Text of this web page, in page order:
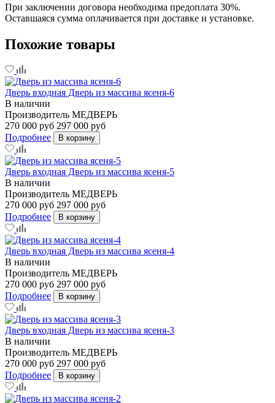
При заключении договора необходима предоплата 30%.
Оставшаяся сумма оплачивается при доставке и установке.
Похожие товары
Дверь входная Дверь из массива ясеня-6
В наличии
Производитель МЕДВЕРЬ
270 000 руб 297 000 руб
Подробнее
В корзину
Дверь входная Дверь из массива ясеня-5
В наличии
Производитель МЕДВЕРЬ
270 000 руб 297 000 руб
Подробнее
В корзину
Дверь входная Дверь из массива ясеня-4
В наличии
Производитель МЕДВЕРЬ
270 000 руб 297 000 руб
Подробнее
В корзину
Дверь входная Дверь из массива ясеня-3
В наличии
Производитель МЕДВЕРЬ
270 000 руб 297 000 руб
Подробнее
В корзину